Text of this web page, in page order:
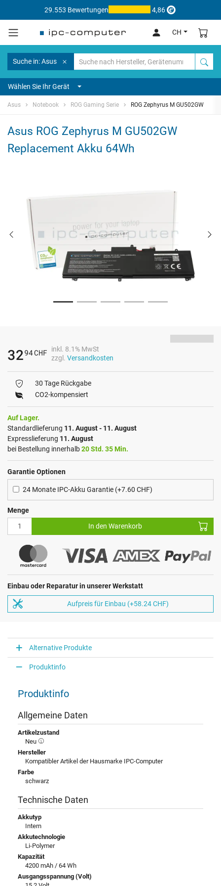
29.553 Bewertungen 4,86
CH
Suche in: Asus
Wählen Sie Ihr Gerät
Asus Notebook ROG Gaming Serie ROG Zephyrus M GU502GW
Asus ROG Zephyrus M GU502GW
Replacement Akku 64Wh
3294CHF
inkl. 8.1% MwSt
zzgl. Versandkosten
30 Tage Rückgabe
CO2-kompensiert
Auf Lager.
Standardlieferung 11. August - 11. August
Expresslieferung 11. August
bei Bestellung innerhalb20 Std. 35 Min.
Garantie Optionen
24 Monate IPC-Akku Garantie (+7.60 CHF)
Menge
In den Warenkorb
Einbau oder Reparatur in unserer Werkstatt
Aufpreis für Einbau (+58.24 CHF)
Alternative Produkte
Produktinfo
Produktinfo
Allgemeine Daten
Artikelzustand
Neu
Hersteller
Kompatibler Artikel der Hausmarke IPC-Computer
Farbe
schwarz
Technische Daten
Akkutyp
Intern
Akkutechnologie
Li-Polymer
Kapazität
4200 mAh / 64 Wh
Ausgangsspannung (Volt)